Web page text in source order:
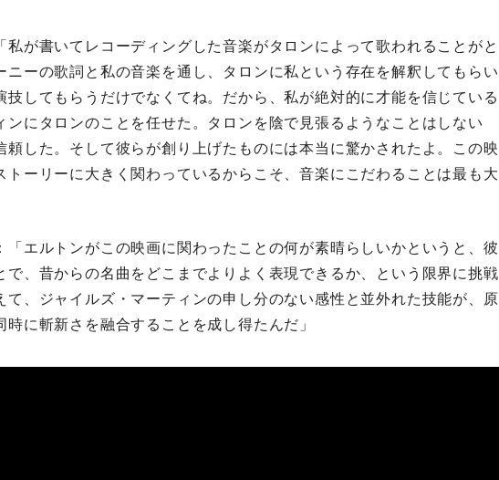
私が書いてレコーディングした音楽がタロンによって歌われることがと
ニーの歌詞と私の音楽を通し、タロンに私という存在を解釈してもらい
技してもらうだけでなくてね。だから、私が絶対的に才能を信じている
ンにタロンのことを任せた。タロンを陰で見張るようなことはしない
頼した。そして彼らが創り上げたものには本当に驚かされたよ。この映
トーリーに大きく関わっているからこそ、音楽にこだわることは最も大
「エルトンがこの映画に関わったことの何が素晴らしいかというと、彼
で、昔からの名曲をどこまでよりよく表現できるか、という限界に挑戦
て、ジャイルズ・マーティンの申し分のない感性と並外れた技能が、原
時に斬新さを融合することを成し得たんだ」